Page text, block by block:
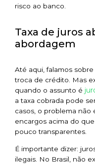
risco ao banco.
Taxa de juros
abordagem
Até aqui, falamos
troca de crédito. Mas
quando o assunto é
a taxa cobrada pode
casos, o problema não
encargos acima do
pouco transparentes.
É importante dizer:
ilegais. No Brasil, não